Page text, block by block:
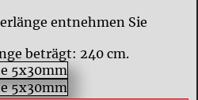
entnehmen Sie
beträgt: 240 cm.